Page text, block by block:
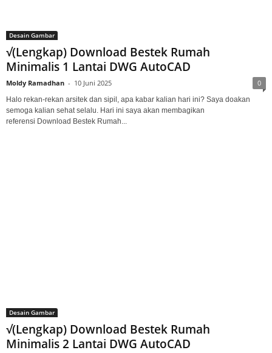
Desain Gambar
√(Lengkap) Download Bestek Rumah
Minimalis 1 Lantai DWG AutoCAD
Moldy Ramadhan - 10 Juni 2025 0
Halo rekan-rekan arsitek dan sipil, apa kabar kalian hari ini? Saya doakan
semoga kalian sehat selalu. Hari ini saya akan membagikan
referensi Download Bestek Rumah...
Desain Gambar
√(Lengkap) Download Bestek Rumah
Minimalis 2 Lantai DWG AutoCAD